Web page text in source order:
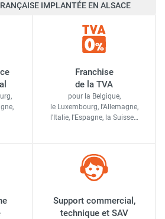
IMPLANTÉE EN ALSACE
Franchise
de la TVA
pour la Belgique,
le Luxembourg, l'Allemagne,
l'Italie, l'Espagne, la Suisse…
Support commercial,
technique et SAV